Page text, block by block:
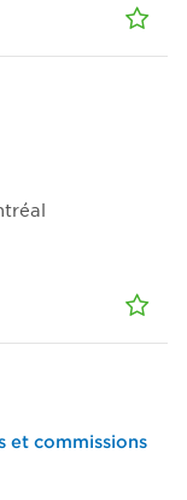
et commissions